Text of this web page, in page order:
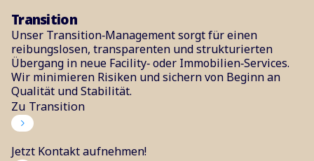
Transition
Unser Transition‑Management sorgt für einen
reibungslosen, transparenten und strukturierten
Übergang in neue Facility‑ oder Immobilien‑Services.
Wir minimieren Risiken und sichern von Beginn an
Qualität und Stabilität.
Zu Transition
Jetzt Kontakt aufnehmen!